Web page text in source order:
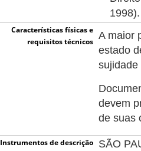
1998).
Características físicas e
requisitos técnicos
A maior
estado
devem
de suas
Instrumentos de descrição
SÃO